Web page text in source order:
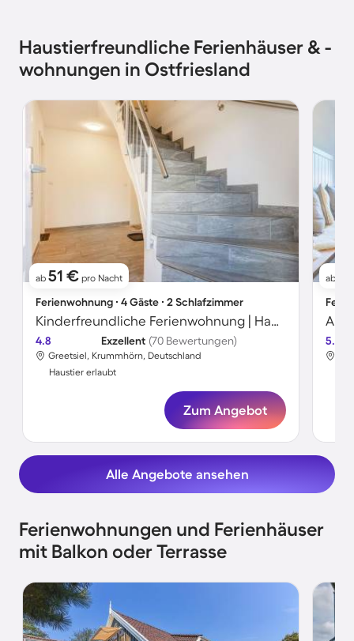
Haustierfreundliche Ferienhäuser & -
wohnungen in Ostfriesland
ab 51 € pro Nacht
Ferienwohnung ∙ 4 Gäste ∙ 2 Schlafzimmer
Kinderfreundliche Ferienwohnung | Haustierfreundlich
4.8 Exzellent (70 Bewertungen)
Greetsiel, Krummhörn, Deutschland
Haustier erlaubt
Zum Angebot
ab
5.0
Alle Angebote ansehen
Ferienwohnungen und Ferienhäuser
mit Balkon oder Terrasse